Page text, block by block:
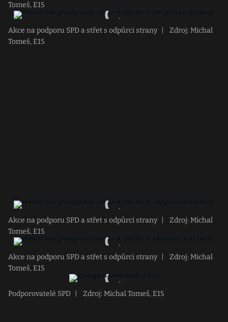
Tomeš, E15
Akce na podporu SPD a střet s odpůrci strany
Zdroj: Michal
Tomeš, E15
Akce na podporu SPD a střet s odpůrci strany
Zdroj: Michal
Tomeš, E15
Akce na podporu SPD a střet s odpůrci strany
Zdroj: Michal
Tomeš, E15
Podporovatelé SPD Zdroj: Michal Tomeš, E15